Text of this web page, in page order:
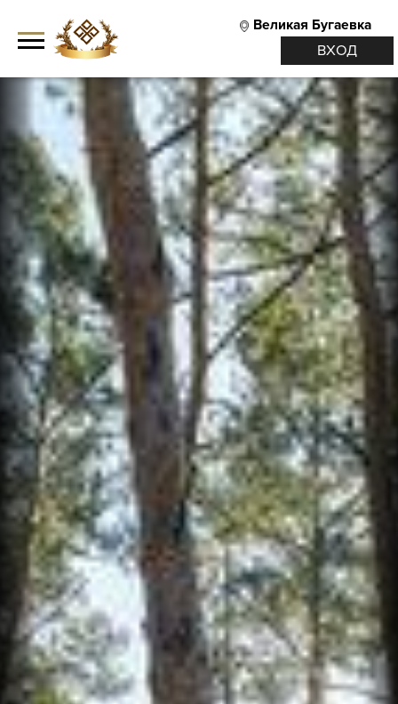
Великая Бугаевка
ВХОД